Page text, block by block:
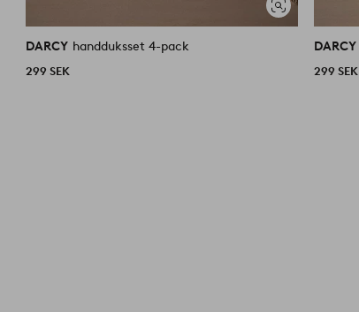
Visa
liknande
DARCY handduksset 4-pack
299 SEK
DARCY
299 SEK